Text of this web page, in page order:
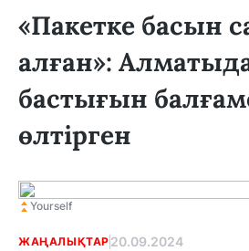
«Пакетке басын
алған»:
бастығын
өлтірген
Yourself
ЖАҢАЛЫҚТАР 20.09.2024